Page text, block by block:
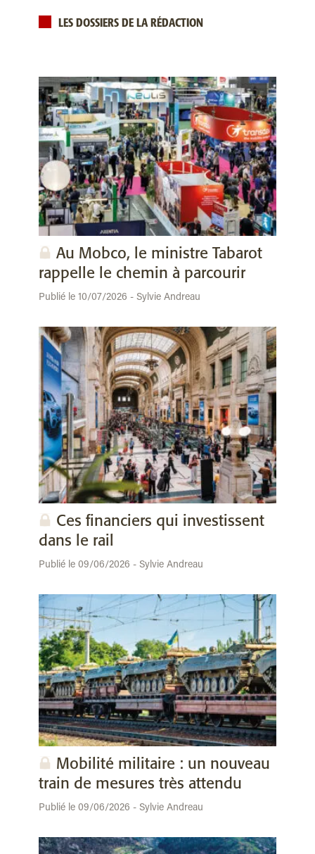
LES DOSSIERS DE LA RÉDACTION
Au Mobco, le ministre Tabarot
rappelle le chemin à parcourir
Publié le 10/07/2026 - Sylvie Andreau
Ces financiers qui investissent
dans le rail
Publié le 09/06/2026 - Sylvie Andreau
Mobilité militaire : un nouveau
train de mesures très attendu
Publié le 09/06/2026 - Sylvie Andreau